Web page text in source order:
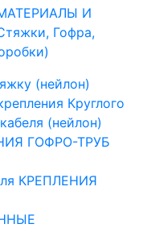
И
Гофра,
(нейлон)
Круглого
(нейлон)
ГОФРО-ТРУБ
КРЕПЛЕНИЯ